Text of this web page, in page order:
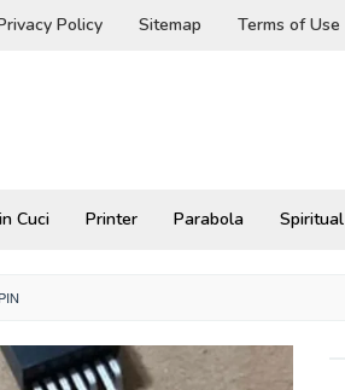
Policy Sitemap Terms of Use
Cuci Printer Parabola Spiritual